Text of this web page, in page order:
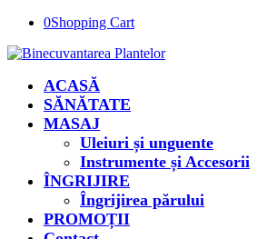
0Shopping Cart
ACASĂ
SĂNĂTATE
MASAJ
Uleiuri și unguente
Instrumente și Accesorii
ÎNGRIJIRE
Îngrijirea părului
PROMOȚII